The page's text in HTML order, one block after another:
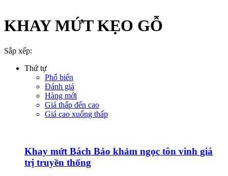
KHAY MỨT KẸO GỖ
Sắp xếp:
Thứ tự
Phổ biến
Đánh giá
Hàng mới
Giá thấp đến cao
Giá cao xuống thấp
Khay mứt Bách Bảo khảm ngọc tôn vinh giá
trị truyền thống